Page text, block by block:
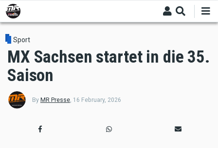
Skip
to
main
content
Sport
MX Sachsen startet in die 35.
Saison
By MR Presse, 16 February, 2026